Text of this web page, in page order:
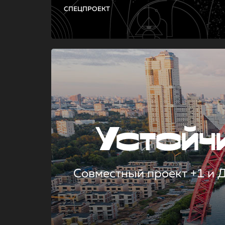
СПЕЦПРОЕКТ
Совместный проект +1 и